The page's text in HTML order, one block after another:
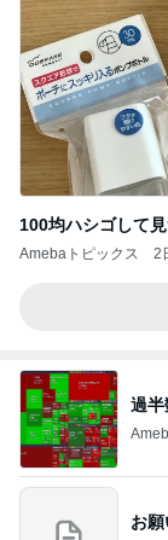
100均ハシゴして
Amebaトピックス 2
過半
お願